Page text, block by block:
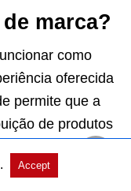
marca?
como
oferecida
permite que a
de produtos
Accept